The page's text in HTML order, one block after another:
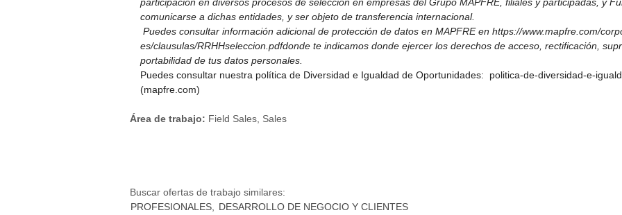
comunicarse a dichas entidades, y ser objeto de transferencia internacional.
Puedes consultar información adicional de protección de datos en MAPFRE en https://www.mapfre.com/
es/clausulas/RRHHseleccion.pdfdonde te indicamos donde ejercer los derechos de acceso, rectificación,
portabilidad de tus datos personales.
Puedes consultar nuestra política de Diversidad e Igualdad de Oportunidades: politica-de-diversidad-e-
(mapfre.com)
Área de trabajo: Field Sales, Sales
Buscar ofertas de trabajo similares:
PROFESIONALES,
DESARROLLO DE NEGOCIO Y CLIENTES